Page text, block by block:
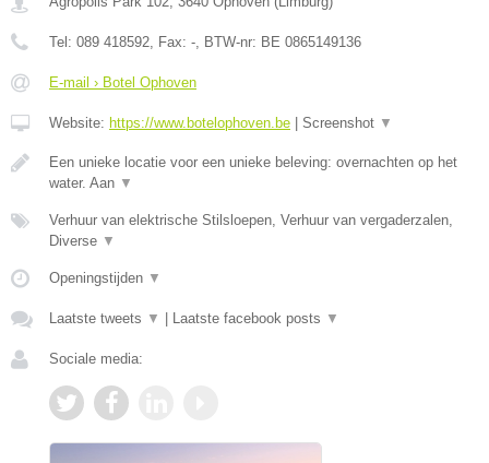
Tel: 089 418592, Fax: -, BTW-nr: BE 0865149136
E-mail › Botel Ophoven
Website: https://www.botelophoven.be Screenshot ▼
Een unieke locatie voor een unieke beleving: overnachten op het
water. Aan ▼
Verhuur van elektrische Stilsloepen, Verhuur van vergaderzalen,
Diverse ▼
Openingstijden ▼
Laatste tweets ▼ Laatste facebook posts ▼
Sociale media: